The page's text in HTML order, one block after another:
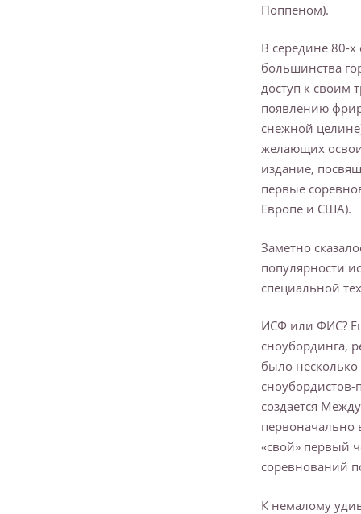
Поппеном).
В середине 80-
большинства
доступ к своим
появлению
снежной
желающих
издание,
первые
Европе и США).
Заметно
популярности
специальной
ИСФ или ФИС?
сноубординга,
было несколько
создается
первоначально
«свой» первый
соревнований
К немалому